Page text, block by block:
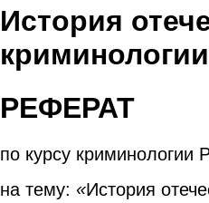
История
криминологии
РЕФЕРАТ
по курсу криминологии
на тему: «История